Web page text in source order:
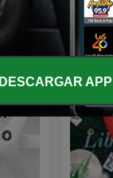
DESCARGAR APP